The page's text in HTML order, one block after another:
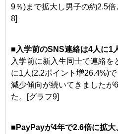
9％)まで拡大し男子の約2.5
8]
■入学前のSNS連絡は4人に1
入学前に新入生同士で連絡を
に1人(2.2ポイント増26.4%)
減少傾向が続いてきましたが
た。[グラフ9]
■PayPayが4年で2.6倍に拡